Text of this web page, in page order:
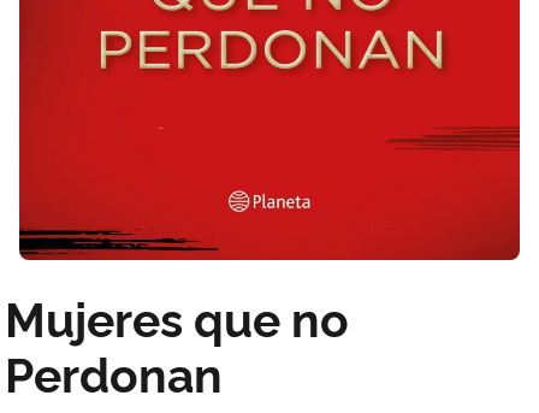
Mujeres que no
Perdonan